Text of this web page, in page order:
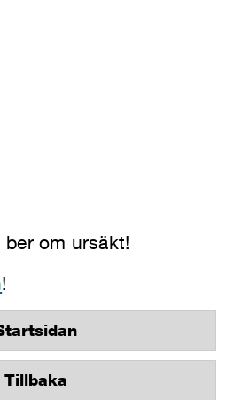
om ursäkt!
!
Tillbaka